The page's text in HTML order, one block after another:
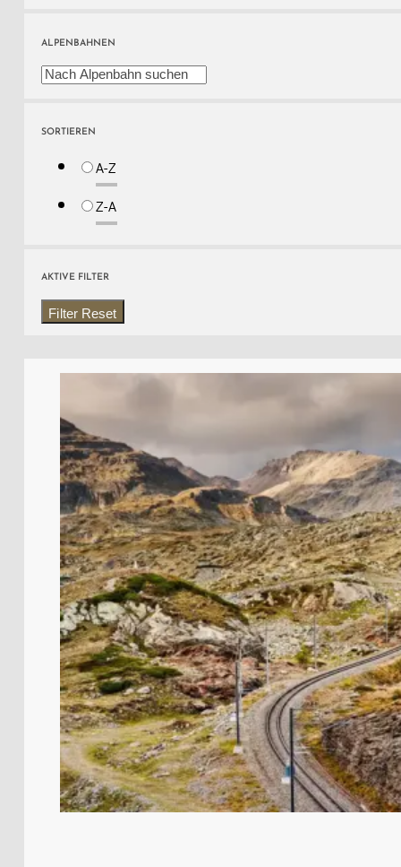
ALPENBAHNEN
SORTIEREN
A-Z
Z-A
AKTIVE FILTER
Filter Reset